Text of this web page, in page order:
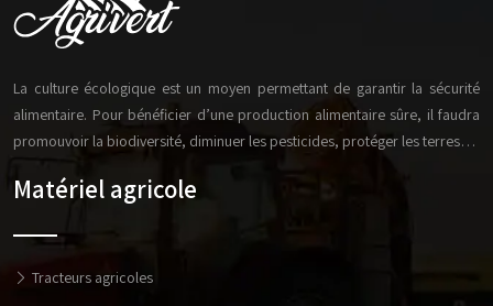
La culture écologique est un moyen permettant de garantir la sécurité
alimentaire. Pour bénéficier d’une production alimentaire sûre, il faudra
promouvoir la biodiversité, diminuer les pesticides, protéger les terres…
Matériel agricole
Tracteurs agricoles